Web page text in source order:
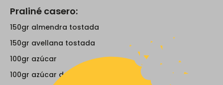
Praliné casero:
150gr almendra tostada
150gr avellana tostada
100gr azúcar
100gr azúcar de coco